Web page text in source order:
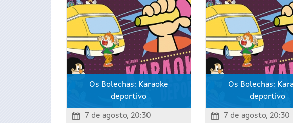
Os Bolechas: Karaoke
deportivo
7 de agosto, 20:30
Os Bolechas:
deportivo
7 de agosto, 20:30